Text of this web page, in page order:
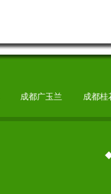
成都广玉兰 成都桂
◆